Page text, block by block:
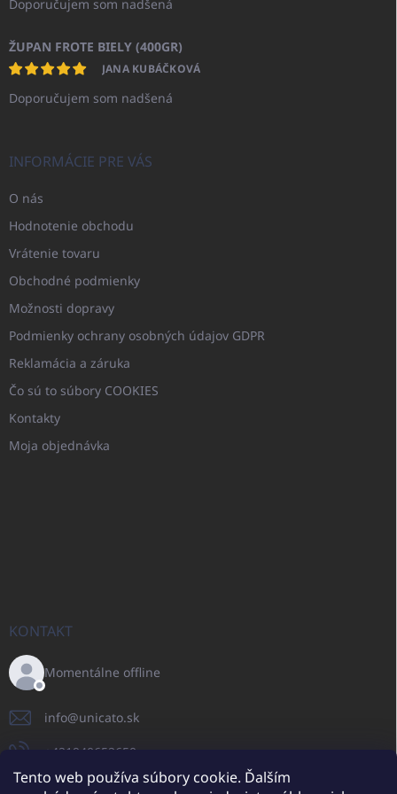
Tento web používa súbory cookie. Ďalším
Doporučujem som nadšená
ŽUPAN FROTE BIELY (400GR)
JANA KUBÁČKOVÁ
Doporučujem som nadšená
INFORMÁCIE PRE VÁS
O nás
Hodnotenie obchodu
Vrátenie tovaru
Obchodné podmienky
Možnosti dopravy
Podmienky ochrany osobných údajov GDPR
Reklamácia a záruka
Čo sú to súbory COOKIES
Kontakty
Moja objednávka
KONTAKT
Momentálne offline
info@unicato.sk
+421940652650